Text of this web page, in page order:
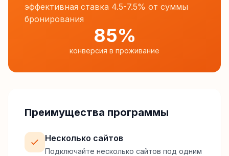
эффективная ставка 4.5-7.5% от суммы
бронирования
85%
конверсия в проживание
Преимущества программы
Несколько сайтов
Подключайте несколько сайтов под одним